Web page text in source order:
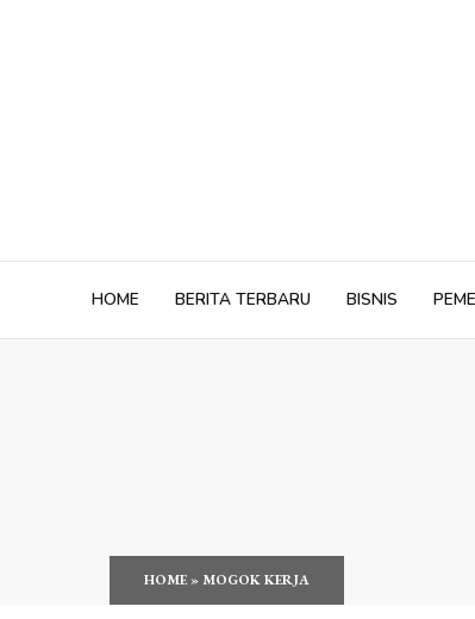
HOME BERITA TERBARU BISNIS
HOME» MOGOK KERJA